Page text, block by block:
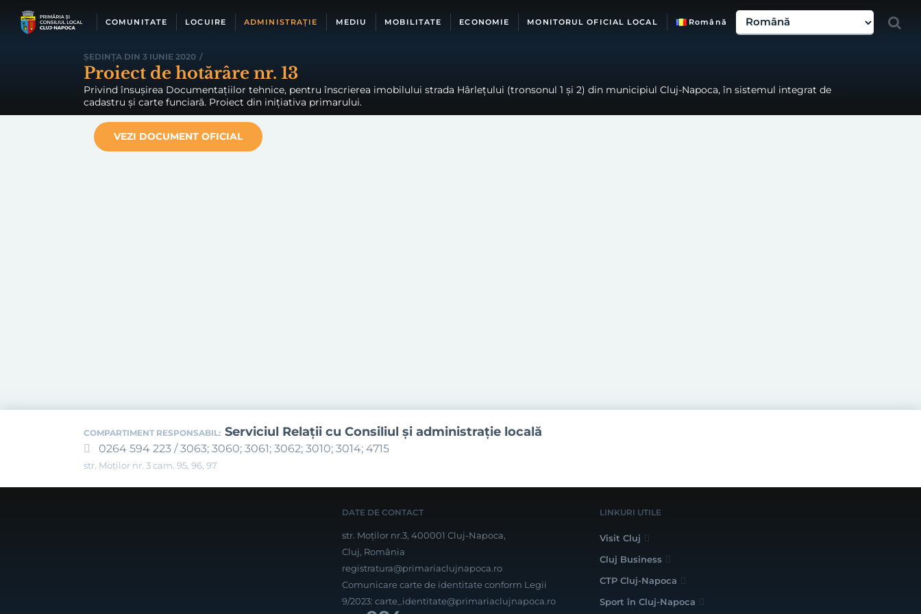
COMUNITATE LOCUIRE ADMINISTRAȚIE MEDIU MOBILITATE ECONOMIE MONITORUL OFICIAL LOCAL Română
ȘEDINȚA DIN 3 IUNIE 2020 /
Proiect de hotărâre nr. 13
Privind însușirea Documentațiilor tehnice, pentru înscrierea imobilului strada Hârlețului (tronsonul 1 și 2) din municipiul Cluj-Napoca, în sistemul integrat de
cadastru și carte funciară. Proiect din inițiativa primarului.
VEZI DOCUMENT OFICIAL
COMPARTIMENT RESPONSABIL: Serviciul Relaţii cu Consiliul şi administraţie locală
0264 594 223 / 3063; 3060; 3061; 3062; 3010; 3014; 4715
str. Moților nr. 3 cam. 95, 96, 97
DATE DE CONTACT
str. Moților nr.3, 400001 Cluj-Napoca,
Cluj, România
registratura@primariaclujnapoca.ro
Comunicare carte de identitate conform Legii
9/2023: carte_identitate@primariaclujnapoca.ro
LINKURI UTILE
Visit Cluj
Cluj Business
CTP Cluj-Napoca
Sport în Cluj-Napoca